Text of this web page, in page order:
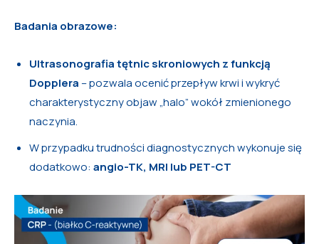
Badania obrazowe:
Ultrasonografia tętnic skroniowych z funkcją
Dopplera – pozwala ocenić przepływ krwi i wykryć
charakterystyczny objaw „halo” wokół zmienionego
naczynia.
W przypadku trudności diagnostycznych wykonuje się
dodatkowo: angio-TK, MRI lub PET-CT